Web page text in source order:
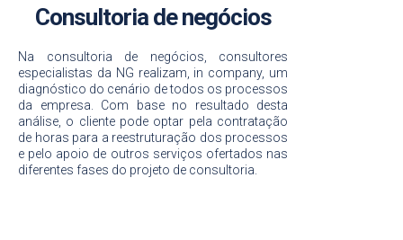
Solicitar orçamento
Consultoria de negócios
Na consultoria de negócios, consultores
especialistas da NG realizam, in company, um
diagnóstico do cenário de todos os processos
da empresa. Com base no resultado desta
análise, o cliente pode optar pela contratação
de horas para a reestruturação dos processos
e pelo apoio de outros serviços ofertados nas
diferentes fases do projeto de consultoria.